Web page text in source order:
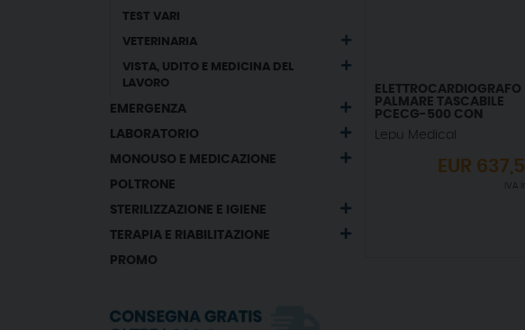
TEST VARI
VETERINARIA
VISTA, UDITO E MEDICINA DEL
LAVORO
EMERGENZA
LABORATORIO
MONOUSO E MEDICAZIONE
POLTRONE
STERILIZZAZIONE E IGIENE
TERAPIA E RIABILITAZIONE
PROMO
ELETTROCARDIOGRAFO
PALMARE TASCABILE
PCECG-500 CON
INTERPRETAZIONE
GLASGOW
Lepu Medical
EUR
IVA